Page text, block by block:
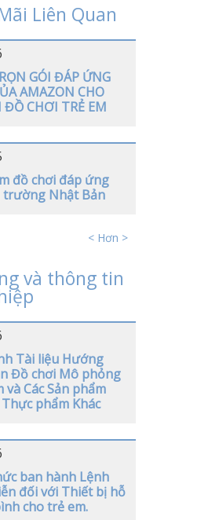
Liên Quan
GÓI ĐÁP ỨNG
AMAZON CHO
ĐỒ CHƠI TRẺ EM
đồ chơi đáp ứng
trường Nhật Bản
< Hơn >
và thông tin
Tài liệu Hướng
Đồ chơi Mô phỏng
và Các Sản phẩm
phẩm Khác
ban hành Lệnh
đối với Thiết bị hỗ
cho trẻ em.